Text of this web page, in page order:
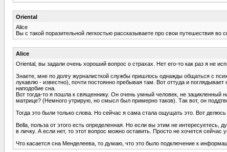
Oriental
Alice
Вы с такой поразительной легкостью рассказываете про свои путешествия
Alice
Oriental, вы задали очень хороший вопрос о страхах. Нет его-то как раз я не
Знаете, мне по долгу журналисткой службы пришлось однажды общаться с
лукавлю - известно), почти постоянно пребывая там. Вот оттуда и
наподобие сна.
Вот тогда-то я пошла к священнику. Он очень умный человек, не зацикленный
матрице? (Немного утрирую, но смысл был примерно таков). Так вот, он
Тогда это были только слова. Но сейчас я сама стала ощущать это. Вот
Bella, польза от этого есть определенная. Но если вы этим не интересуетесь,
в личку. А если нет, то этот вопрос можно оставить. Просто не хочется сейчас
Что касается сна Менделеева, то думаю, что это было подключение к